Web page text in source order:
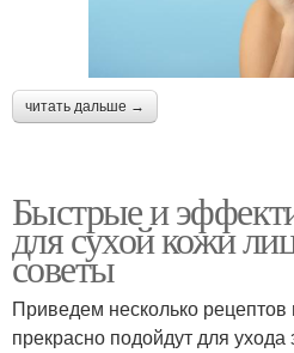
читать дальше →
Быстрые и
для сухой кожи
советы
Приведем несколько рецептов
прекрасно подойдут для ухода